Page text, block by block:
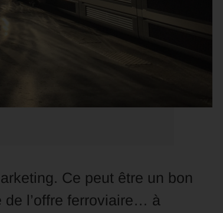
Ce peut être un bon
de l’offre ferroviaire… à